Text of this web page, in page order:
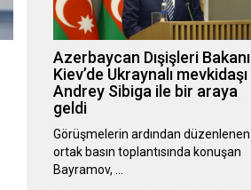
Azerbaycan Dışişleri Bakanı
Kiev’de Ukraynalı mevkidaşı
Andrey Sibiga ile bir araya
geldi
Görüşmelerin ardından düzenlenen
ortak basın toplantısında konuşan
Bayramov, …